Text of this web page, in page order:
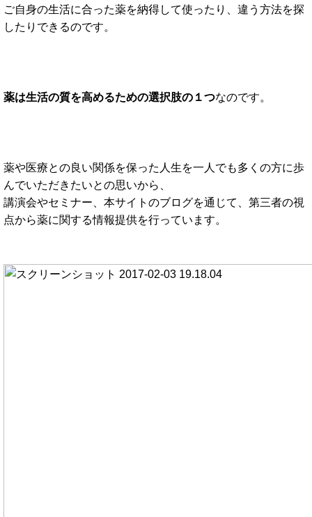
ご自身の生活に合った薬を納得して使ったり、違う方法を探
したりできるのです。
薬は生活の質を高めるための選択肢の１つなのです。
薬や医療との良い関係を保った人生を一人でも多くの方に歩
んでいただきたいとの思いから、
講演会やセミナー、本サイトのブログを通じて、第三者の視
点から薬に関する情報提供を行っています。